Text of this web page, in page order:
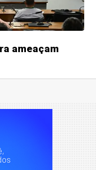
ameaçam